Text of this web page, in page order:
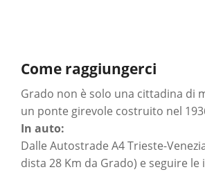
Come raggiungerci
Grado non è solo una cittadina di
un ponte girevole costruito nel
In auto:
Dalle Autostrade A4 Trieste-
dista 28 Km da Grado) e seguire le